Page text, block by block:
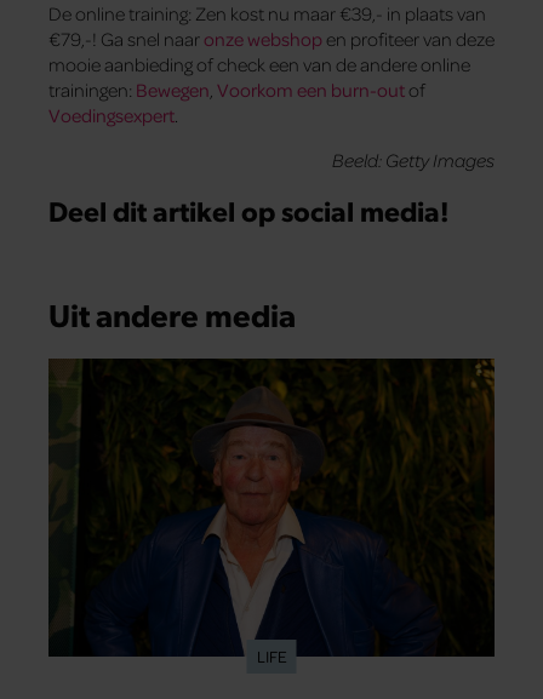
De online training: Zen kost nu maar €39,- in plaats van
€79,-! Ga snel naaronze webshop en profiteer van deze
mooie aanbieding of check een van de andere online
trainingen: Bewegen, Voorkom een burn-out of
Voedingsexpert.
Beeld: Getty Images
Deel dit artikel op social media!
Uit andere media
LIFE